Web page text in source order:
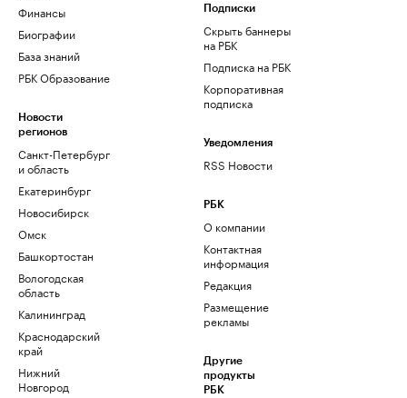
Финансы
Биографии
База знаний
РБК Образование
Новости
регионов
Санкт-Петербург
и область
Екатеринбург
Новосибирск
Омск
Башкортостан
Вологодская
область
Калининград
Краснодарский
край
Нижний
Новгород
Подписки
Скрыть баннеры
на РБК
Подписка на РБК
Корпоративная
подписка
Уведомления
RSS Новости
РБК
О компании
Контактная
информация
Редакция
Размещение
рекламы
Другие
продукты
РБК